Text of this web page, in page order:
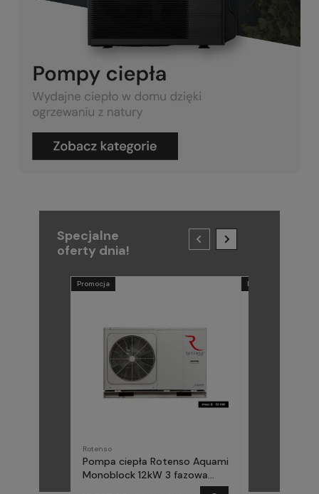
Specjalne
oferty dnia!
Rotenso
Pompa ciepła Rotenso Aquami
Monoblock 12kW 3 fazowa
Promocja Promocja